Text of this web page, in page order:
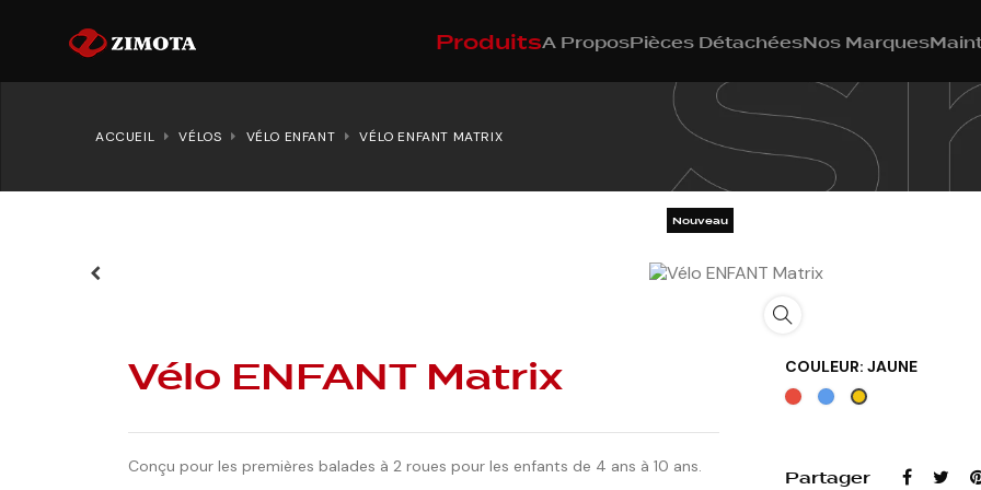
ProduitsA ProposPièces DétachéesNos Marques
ACCUEIL VÉLOS VÉLO ENFANT VÉLO ENFANT MATRIX
Nouveau
Vélo ENFANT Matrix
Conçu pour les premières balades à 2 roues pour les enfants de 4 ans à 10 ans.
COULEUR: JAUNE
RougeBleuJaune
Partager